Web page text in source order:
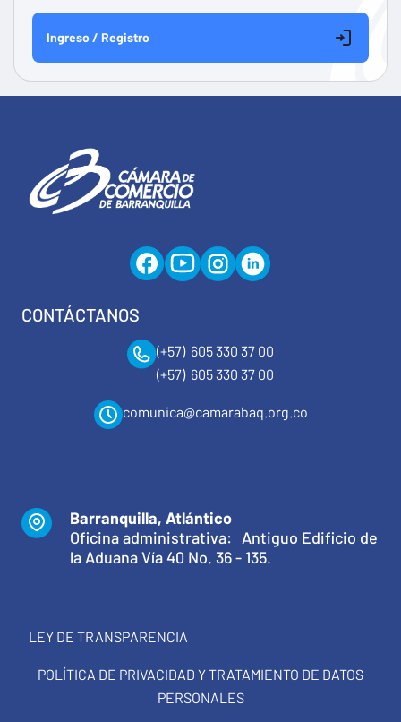
Ingreso / Registro
CONTÁCTANOS
(+57) 605 330 37 00
(+57) 605 330 37 00
comunica@camarabaq.org.co
Barranquilla, Atlántico
Oficina administrativa: Antiguo Edificio de
la Aduana Vía 40 No. 36 - 135.
LEY DE TRANSPARENCIA
POLÍTICA DE PRIVACIDAD Y TRATAMIENTO DE DATOS
PERSONALES